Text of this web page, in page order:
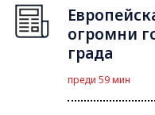
огромни
града
преди 59 мин